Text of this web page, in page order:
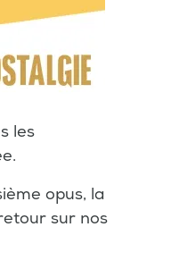
les
opus, la
sur nos